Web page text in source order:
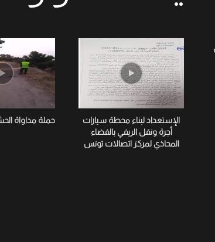
الإستعداد لبناء محطة سيارات
أجرة ونقل الريفي بالفضاء
المحاذي لمركز اتصالات تونس
حملة مداواة